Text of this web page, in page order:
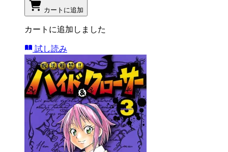
カートに追加
カートに追加しました
試し読み